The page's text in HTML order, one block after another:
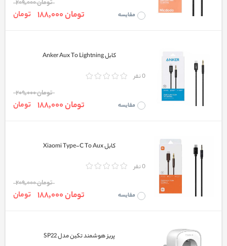
مقایسه
تومان 209,000
تومان 188,000 تومان
کابل Anker Aux To Lightning
0 نفر
مقایسه
تومان 209,000
تومان 188,000 تومان
کابل Xiaomi Type-C To Aux
0 نفر
مقایسه
تومان 209,000
تومان 188,000 تومان
پریز هوشمند تکین مدل SP22